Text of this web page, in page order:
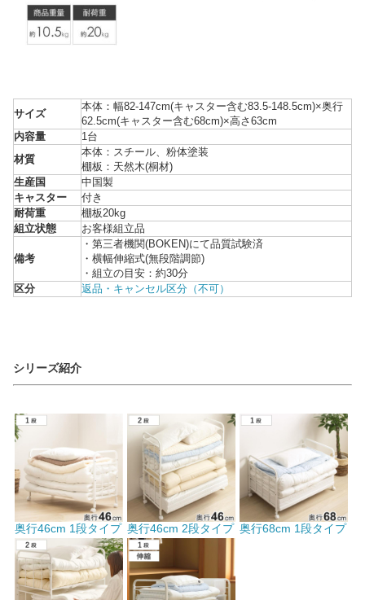
サイズ
本体：幅82-147cm(キャスター含む83.5-148.5cm)×奥行
62.5cm(キャスター含む68cm)×高さ63cm
内容量
1台
材質
本体：スチール、粉体塗装
棚板：天然木(桐材)
生産国
中国製
キャスター
付き
耐荷重
棚板20kg
組立状態
お客様組立品
備考
・第三者機関(BOKEN)にて品質試験済
・横幅伸縮式(無段階調節)
・組立の目安：約30分
区分
返品・キャンセル区分（不可）
シリーズ紹介
奥行46cm 1段タイプ 奥行46cm 2段タイプ 奥行68cm 1段タイプ